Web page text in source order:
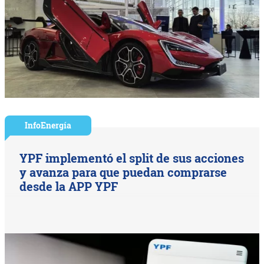
InfoEnergía
YPF implementó el split de sus acciones
y avanza para que puedan comprarse
desde la APP YPF